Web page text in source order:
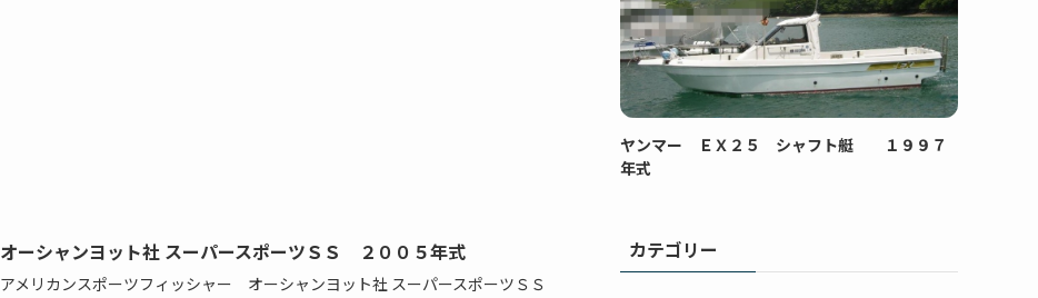
オーシャンヨット社 スーパースポーツＳＳ ２００５年式
アメリカンスポーツフィッシャー オーシャンヨット社 スーパースポーツＳＳ
ヤンマー ＥＸ２５ シャフト艇 １９９７
年式
カテゴリー